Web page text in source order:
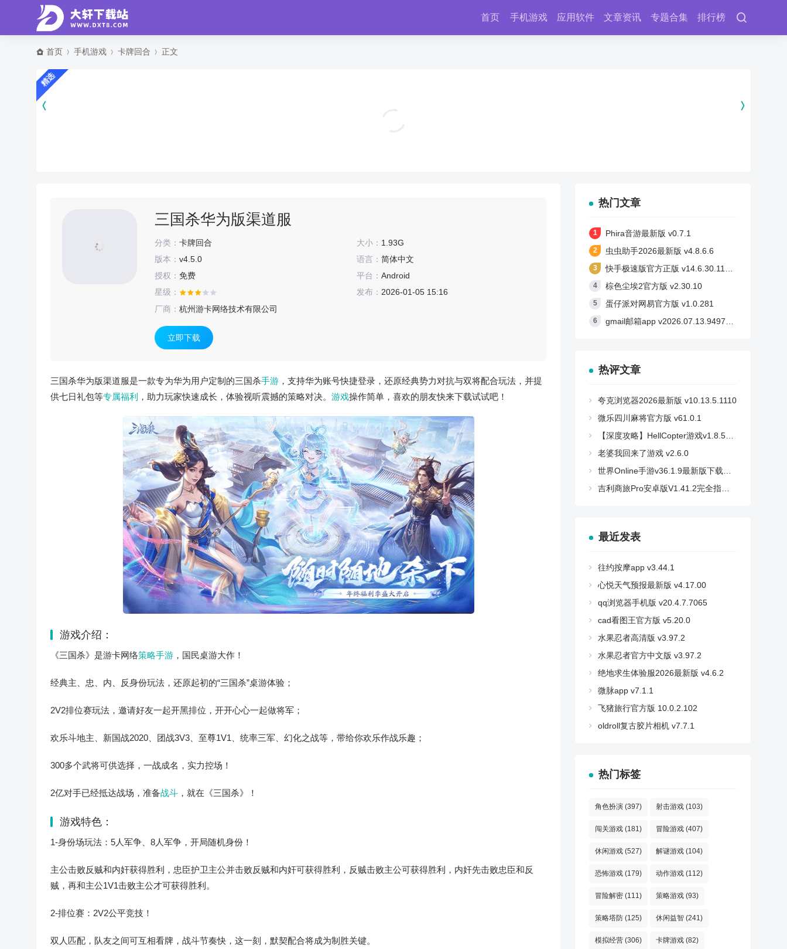
首页 手机游戏 应用软件 文章资讯 专题合集 排行榜
首页 手机游戏 卡牌回合 正文
精选
三国杀华为版渠道服
分类： 卡牌回合 大小： 1.93G
版本： v4.5.0 语言： 简体中文
授权： 免费 平台： Android
星级：
发布： 2026-01-05 15:16
厂商： 杭州游卡网络技术有限公司
立即下载
三国杀华为版渠道服是一款专为华为用户定制的三国杀手游 ，支持华为账号快捷登录，还原经典势力对抗与双将配合玩法，并提
供七日礼包等专属福利 ，助力玩家快速成长，体验视听震撼的策略对决。 游戏操作简单，喜欢的朋友快来下载试试吧！
游戏介绍：
《三国杀》是游卡网络策略手游 ，国民桌游大作！
经典主、忠、内、反身份玩法，还原起初的“三国杀”桌游体验；
2V2排位赛玩法，邀请好友一起开黑排位，开开心心一起做将军；
欢乐斗地主、新国战2020、团战3V3、至尊1V1、统率三军、幻化之战等，带给你欢乐作战乐趣；
300多个武将可供选择，一战成名，实力控场！
2亿对手已经抵达战场，准备战斗 ，就在《三国杀》！
游戏特色：
1-身份场玩法：5人军争、8人军争，开局随机身份！
主公击败反贼和内奸获得胜利，忠臣护卫主公并击败反贼和内奸可获得胜利，反贼击败主公可获得胜利，内奸先击败忠臣和反
贼，再和主公1V1击败主公才可获得胜利。
2-排位赛：2V2公平竞技！
双人匹配，队友之间可互相看牌，战斗节奏快，这一刻，默契配合将成为制胜关键。
热门文章
Phira音游最新版 v0.7.1
虫虫助手2026最新版 v4.8.6.6
快手极速版官方正版 v14.6.30.11710
棕色尘埃2官方版 v2.30.10
蛋仔派对网易官方版 v1.0.281
gmail邮箱app v2026.07.13.949760085
热评文章
夸克浏览器2026最新版 v10.13.5.1110
微乐四川麻将官方版 v61.0.1
【深度攻略】HellCopter游戏v1.8.59安卓版：如何轻松登顶，解锁所有秘密？
老婆我回来了游戏 v2.6.0
世界Online手游v36.1.9最新版下载：高玩必备攻略与技巧全解析
吉利商旅Pro安卓版V1.41.2完全指南：商旅人士必备App有哪些新功能？
最近发表
往约按摩app v3.44.1
心悦天气预报最新版 v4.17.00
qq浏览器手机版 v20.4.7.7065
cad看图王官方版 v5.20.0
水果忍者高清版 v3.97.2
水果忍者官方中文版 v3.97.2
绝地求生体验服2026最新版 v4.6.2
微脉app v7.1.1
飞猪旅行官方版 10.0.2.102
oldroll复古胶片相机 v7.7.1
热门标签
角色扮演 (397) 射击游戏 (103)
闯关游戏 (181) 冒险游戏 (407)
休闲游戏 (527) 解谜游戏 (104)
恐怖游戏 (179) 动作游戏 (112)
冒险解密 (111) 策略游戏 (93)
策略塔防 (125) 休闲益智 (241)
模拟经营 (306) 卡牌游戏 (82)